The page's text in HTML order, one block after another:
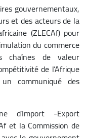
gouvernementaux,
et des acteurs de la
(ZLECAf) pour
du commerce
chaînes de valeur
de l’Afrique
communiqué des
d’Import -Export
et la Commission de